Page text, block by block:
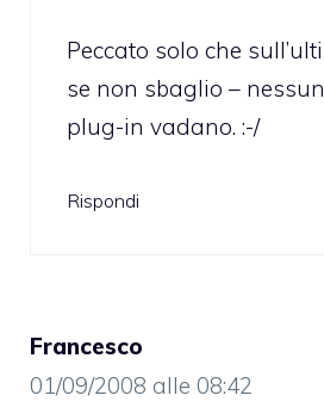
Peccato solo che
se non sbaglio –
plug-in vadano. :-/
Rispondi
Francesco
01/09/2008 alle 08:42